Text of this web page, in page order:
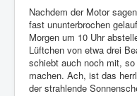
Nachdem der Motor
fast ununterbrochen
Morgen um 10 Uhr
Lüftchen von etwa drei
schiebt auch noch mit,
machen. Ach, ist das
der strahlende